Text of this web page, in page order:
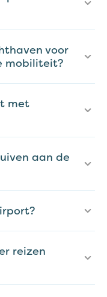
voor
mobiliteit?
met
aan de
reizen